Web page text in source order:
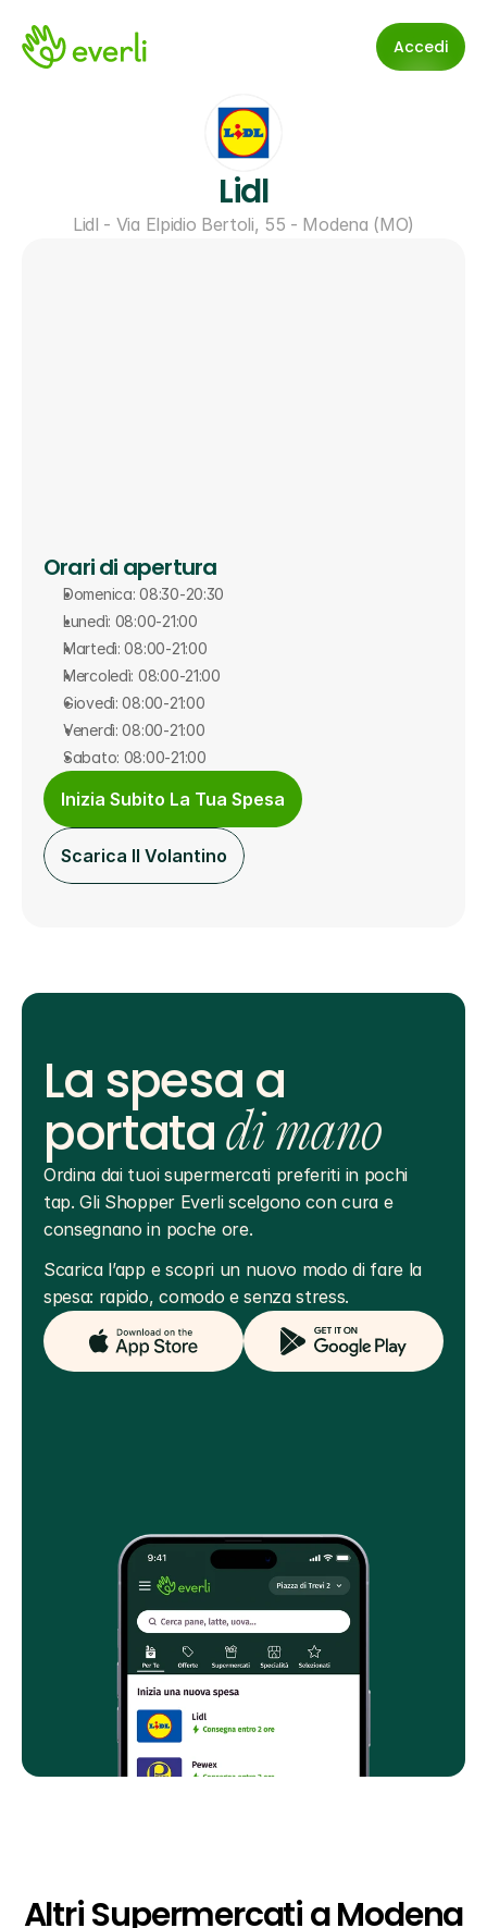
Accedi
Lidl
Lidl - Via Elpidio Bertoli, 55 - Modena (MO)
Orari di apertura
Domenica: 08:30-20:30
Lunedì: 08:00-21:00
Martedì: 08:00-21:00
Mercoledì: 08:00-21:00
Giovedì: 08:00-21:00
Venerdì: 08:00-21:00
Sabato: 08:00-21:00
Inizia Subito La Tua Spesa
Scarica Il Volantino
La spesa a
portatadi mano
Ordina dai tuoi supermercati preferiti in pochi
tap. Gli Shopper Everli scelgono con cura e
consegnano in poche ore.
Scarica l’app e scopri un nuovo modo di fare la
spesa: rapido, comodo e senza stress.
Altri Supermercati a Modena